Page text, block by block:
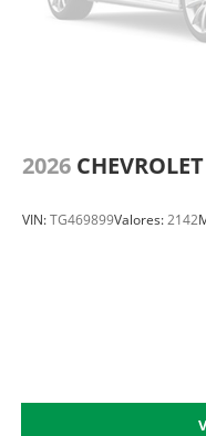
2026 CHEVROLET
VIN:TG469899Valores:2142